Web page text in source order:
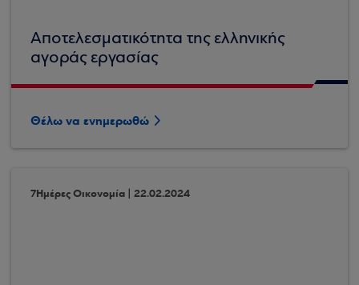
Αποτελεσματικότητα της ελληνικής
αγοράς εργασίας
Θέλω να ενημερωθώ
7Ημέρες Οικονομία | 22.02.2024